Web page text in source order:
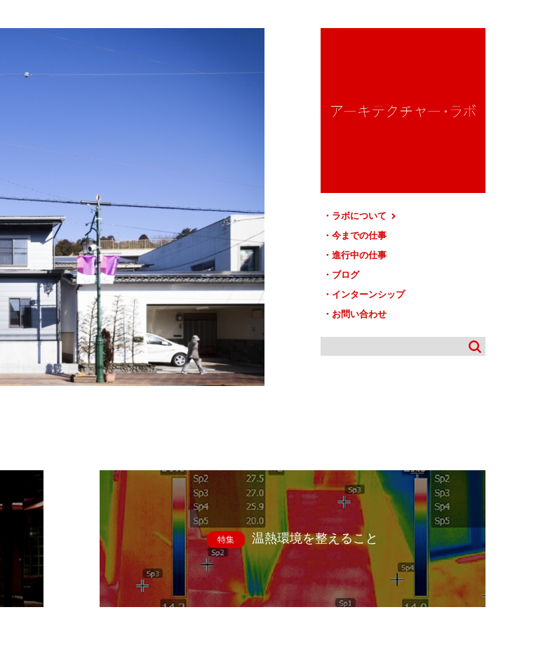
ラボについて
今までの仕事
進行中の仕事
ブログ
インターンシップ
お問い合わせ
特集 温熱環境を整えること